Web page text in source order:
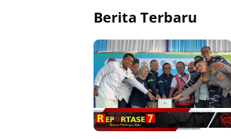
Berita Terbaru